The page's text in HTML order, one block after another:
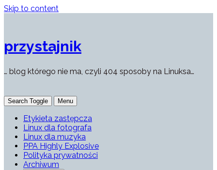
Skip to content
przystajnik
… blog którego nie ma, czyli 404 sposoby na Linuksa…
Search Toggle Menu
Etykieta zastępcza
Linux dla fotografa
Linux dla muzyka
PPA Highly Explosive
Polityka prywatności
Archiwum